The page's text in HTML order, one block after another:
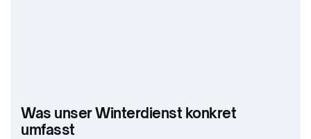
Was unser Winterdienst konkret
umfasst